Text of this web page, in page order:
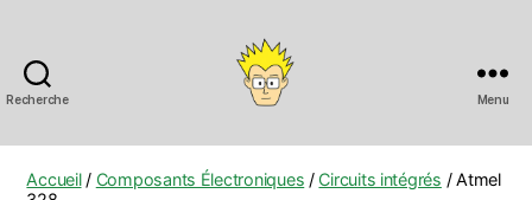
Recherche Menu
Accueil/ Composants Électroniques /Circuits intégrés / Atmel